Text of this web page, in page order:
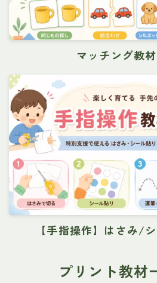
マッチング教
【手指操作】はさみ/
プリント教材